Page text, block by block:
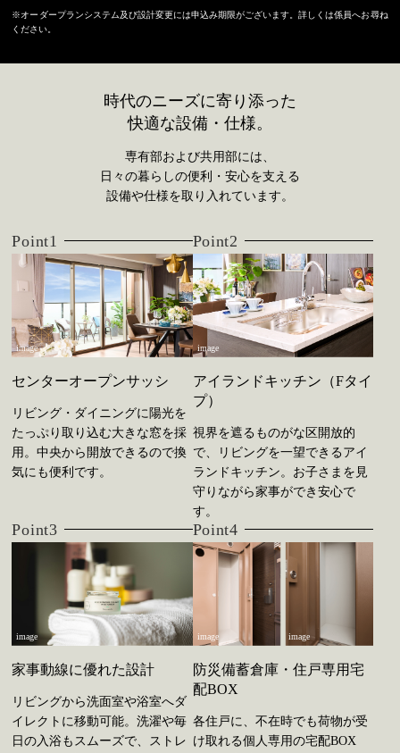
※オーダープランシステム及び設計変更には申込み期限がございます。詳しくは係員へお尋ね
ください。
時代のニーズに寄り添った
快適な設備・仕様。
専有部および共用部には、
日々の暮らしの便利・安心を支える
設備や仕様を取り入れています。
Point1
image
センターオープンサッシ
リビング・ダイニングに陽光を
たっぷり取り込む大きな窓を採
用。中央から開放できるので換
気にも便利です。
Point2
image
アイランドキッチン（Fタイ
プ）
視界を遮るものがな区開放的
で、リビングを一望できるアイ
ランドキッチン。お子さまを見
守りながら家事ができ安心で
す。
Point3
image
家事動線に優れた設計
リビングから洗面室や浴室へダ
イレクトに移動可能。洗濯や毎
日の入浴もスムーズで、ストレ
Point4
image image
防災備蓄倉庫・住戸専用宅
配BOX
各住戸に、不在時でも荷物が受
け取れる個人専用の宅配BOX